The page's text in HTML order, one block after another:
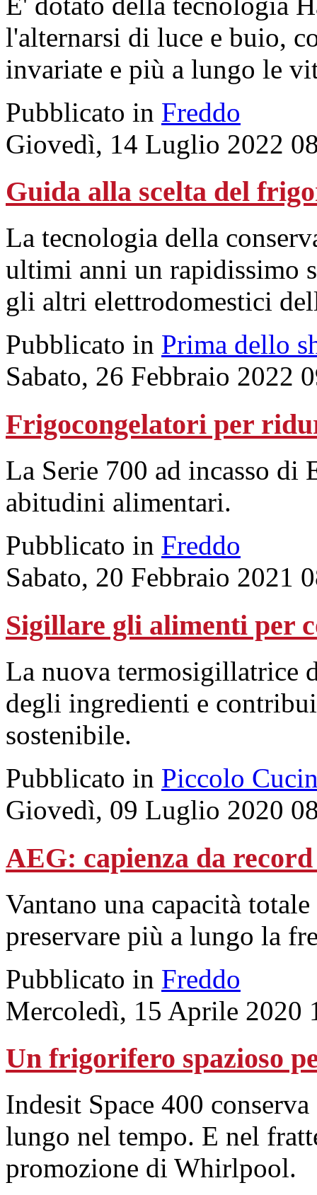
l'alternarsi di luce e buio,
invariate e più a lungo le
Pubblicato in Freddo
Giovedì, 14 Luglio 2022
Guida alla scelta del
La tecnologia della
ultimi anni un rapidissimo
gli altri elettrodomestici
Pubblicato in Prima dello
Sabato, 26 Febbraio 2022
Frigocongelatori per
La Serie 700 ad incasso
abitudini alimentari.
Pubblicato in Freddo
Sabato, 20 Febbraio 2021
Sigillare gli alimenti per
La nuova termosigillatrice
degli ingredienti e
sostenibile.
Pubblicato in Piccolo
Giovedì, 09 Luglio 2020
AEG: capienza da
Vantano una capacità
preservare più a lungo la
Pubblicato in Freddo
Mercoledì, 15 Aprile 2020
Un frigorifero spazioso
Indesit Space 400
lungo nel tempo. E nel
promozione di Whirlpool.